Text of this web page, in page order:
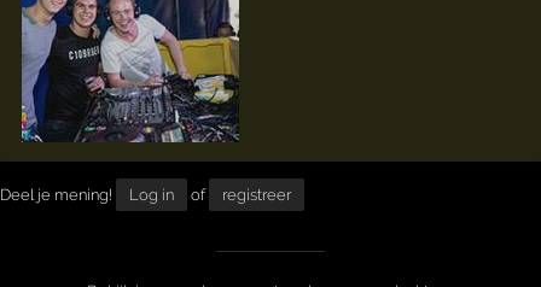
Deel je mening! Log in of registreer